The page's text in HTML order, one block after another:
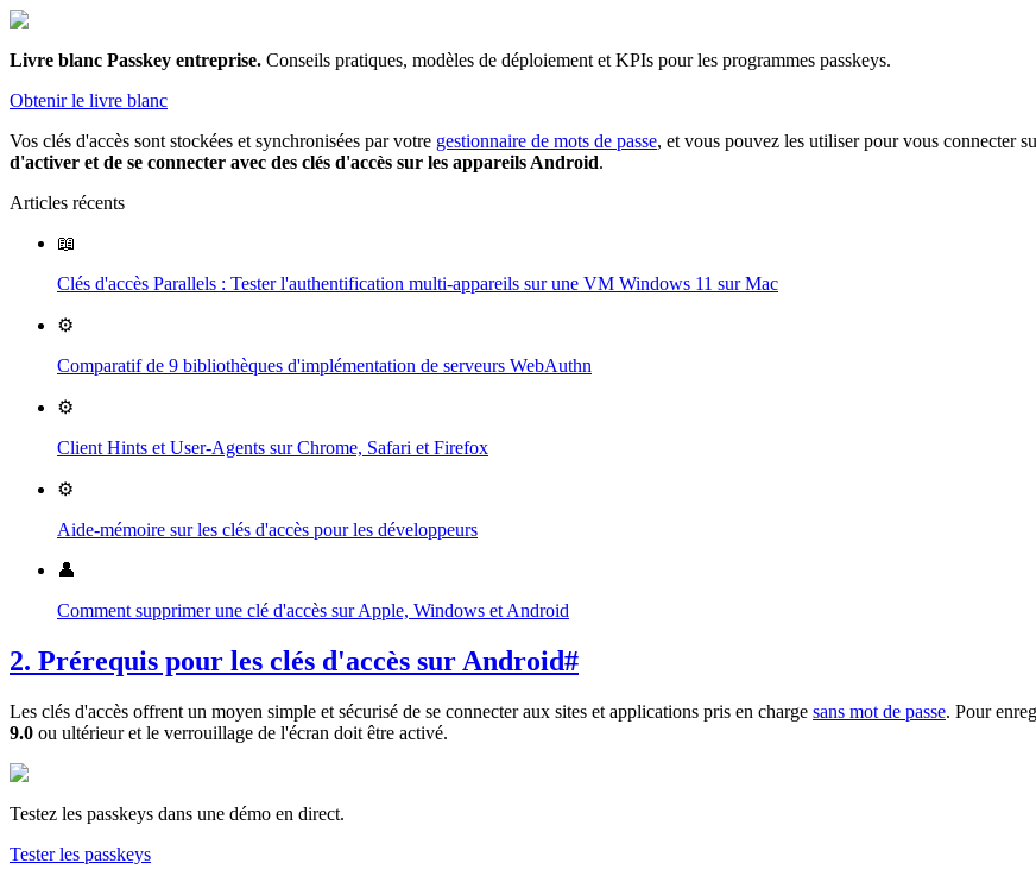
Livre blanc Passkey entreprise. Conseils pratiques, modèles de déploiement et KPIs pour les programmes passkeys.
Obtenir le livre blanc
Vos clés d'accès sont stockées et synchronisées par votre gestionnaire de mots de passe, et vous pouvez les utiliser pour vous connecter
d'activer et de se connecter avec des clés d'accès sur les appareils Android.
Articles récents
📖
Clés d'accès Parallels : Tester l'authentification multi-appareils sur une VM Windows 11 sur Mac
⚙️
Comparatif de 9 bibliothèques d'implémentation de serveurs WebAuthn
⚙️
Client Hints et User-Agents sur Chrome, Safari et Firefox
⚙️
Aide-mémoire sur les clés d'accès pour les développeurs
👤
Comment supprimer une clé d'accès sur Apple, Windows et Android
2. Prérequis pour les clés d'accès sur Android#
Les clés d'accès offrent un moyen simple et sécurisé de se connecter aux sites et applications pris en charge sans mot de passe. Pour
9.0 ou ultérieur et le verrouillage de l'écran doit être activé.
Testez les passkeys dans une démo en direct.
Tester les passkeys